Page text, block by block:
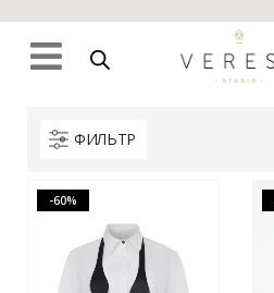
ФИЛЬТР
-60%